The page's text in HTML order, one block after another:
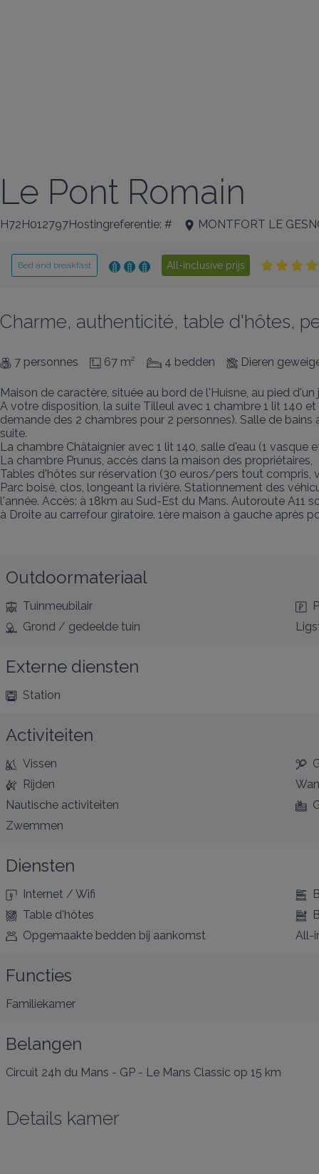
Le Pont Romain
H72H012797Hostingreferentie: # MONTFORT LE
Bed and breakfast All-inclusive prijs
Charme, authenticité, table d'hôtes,
7 personnes 67 m² 4 bedden Dieren
Maison de caractère, située au bord de l'Huisne, au pied
A votre disposition, la suite Tilleul avec 1 chambre 1 lit 140
demande des 2 chambres pour 2 personnes). Salle de
suite.
La chambre Châtaignier avec 1 lit 140, salle d'eau (1
La chambre Prunus, accès dans la maison des
Tables d'hôtes sur réservation (30 euros/pers tout compris,
Parc boisé, clos, longeant la rivière. Stationnement des
l'année. Accès: à 18km au Sud-Est du Mans. Autoroute A11
à Droite au carrefour giratoire. 1ère maison à gauche après
Outdoormateriaal
Tuinmeubilair
Grond / gedeelde tuin
Externe diensten
Station
Activiteiten
Vissen
Rijden
Nautische activiteiten
Zwemmen
Diensten
Internet / Wifi
Table d'hôtes
Opgemaakte bedden bij aankomst
All-
Functies
Familiekamer
Belangen
Circuit 24h du Mans - GP - Le Mans Classic op 15 km
Details kamer